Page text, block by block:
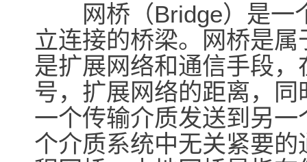
网桥（Bridge）是一
立连接的桥梁。网桥是
是扩展网络和通信手段
号，扩展网络的距离，
一个传输介质发送到另
个介质系统中无关紧要